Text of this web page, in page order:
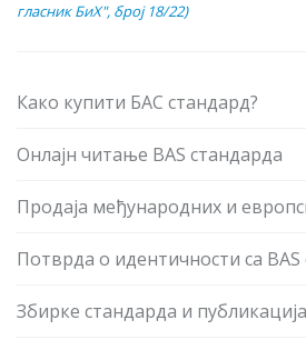
гласник БиХ", број 18/22)
Како купити БАС стандард?
Онлајн читање BAS стандарда
Продаја међународних и
Потврда о идентичности са
Збирке стандарда и публикација